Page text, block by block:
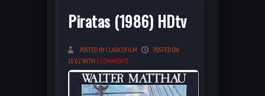
Piratas (1986) HDtv
POSTED BY CLASICOFILM
POSTED ON
10:02 WITH 3 COMMENTS